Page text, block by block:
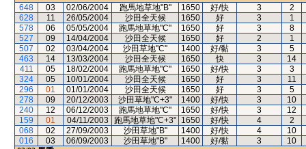
648
03 02/06/2004 跑馬地草地"B" 1650 好/快 3
2
628
11 26/05/2004 沙田全天候 1650 好 3
1
578
06 05/05/2004 跑馬地草地"C" 1650 好 3
8
527
09 14/04/2004 沙田全天候 1650 好 2
1
507
02 03/04/2004 沙田草地"C" 1400 好/黏 3
5
463
14 13/03/2004 沙田全天候 1650 快 3
14
411
05 18/02/2004 跑馬地草地"C" 1650 好/快 3
3
324
05 10/01/2004 沙田全天候 1650 好 3
11
296
01 01/01/2004 沙田全天候 1650 好 3
5
278
09 20/12/2003 沙田草地"C+3" 1400 好/快 3
10
240
12 06/12/2003 跑馬地草地"C" 1650 好/快 3
12
159
01 04/11/2003 跑馬地草地"C+3" 1650 好/快 4
2
068
02 27/09/2003 沙田草地"B" 1400 好/快 4
10
016
03 06/09/2003 沙田草地"B" 1400 好/黏 3
10